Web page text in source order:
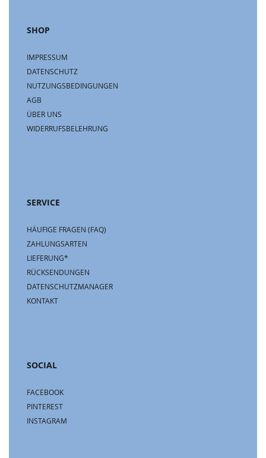
SHOP
IMPRESSUM
DATENSCHUTZ
NUTZUNGSBEDINGUNGEN
AGB
ÜBER UNS
WIDERRUFSBELEHRUNG
SERVICE
HÄUFIGE FRAGEN (FAQ)
ZAHLUNGSARTEN
LIEFERUNG*
RÜCKSENDUNGEN
DATENSCHUTZMANAGER
KONTAKT
SOCIAL
FACEBOOK
PINTEREST
INSTAGRAM